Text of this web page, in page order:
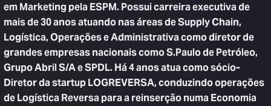
em Marketing pela ESPM. Possui carreira executiva de
mais de 30 anos atuando nas áreas de Supply Chain,
Logística, Operações e Administrativa como diretor de
grandes empresas nacionais como S.Paulo de Petróleo,
Grupo Abril S/A e SPDL. Há 4 anos atua como sócio-
Diretor da startup LOGREVERSA, conduzindo operações
de Logística Reversa para a reinserção numa Economia